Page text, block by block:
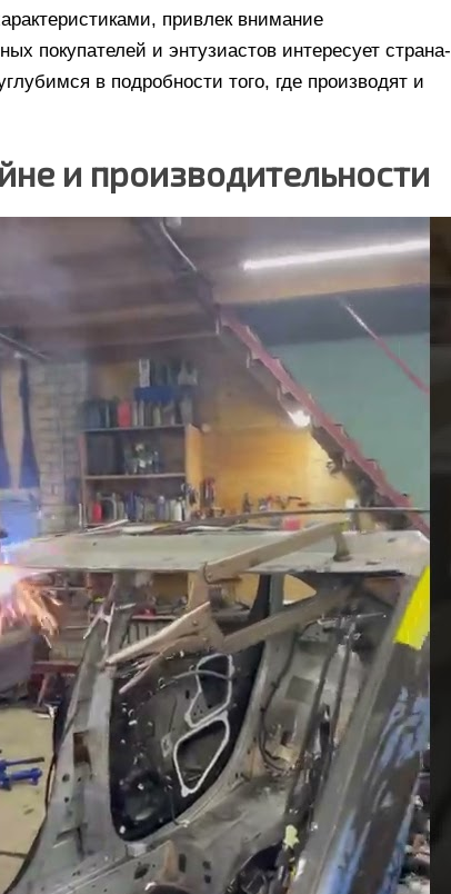
привлек внимание
покупателей и энтузиастов интересует страна-
в подробности того, где производят и
и производительности